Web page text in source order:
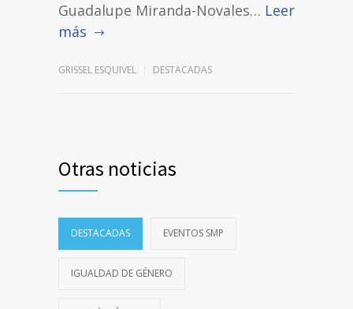
Guadalupe Miranda-Novales… Leer
más
GRISSEL ESQUIVEL DESTACADAS
Otras noticias
DESTACADAS EVENTOS SMP
IGUALDAD DE GÉNERO